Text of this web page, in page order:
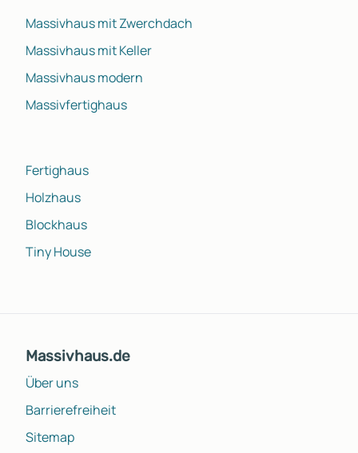
Massivhaus mit Zwerchdach
Massivhaus mit Keller
Massivhaus modern
Massivfertighaus
Fertighaus
Holzhaus
Blockhaus
Tiny House
Massivhaus.de
Über uns
Barrierefreiheit
Sitemap